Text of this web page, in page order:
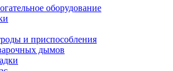
оборудование
и приспособления
дымов